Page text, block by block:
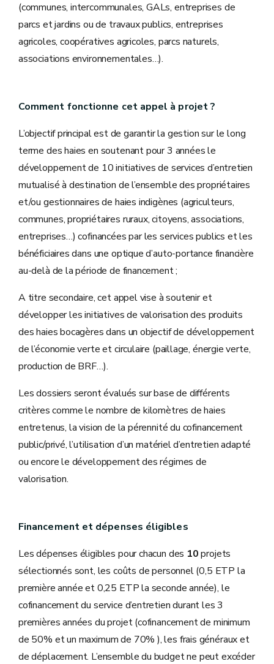
(communes, intercommunales, GALs, entreprises de
parcs et jardins ou de travaux publics, entreprises
agricoles, coopératives agricoles, parcs naturels,
associations environnementales…).
Comment fonctionne cet appel à projet ?
L’objectif principal est de garantir la gestion sur le long
terme des haies en soutenant pour 3 années le
développement de 10 initiatives de services d’entretien
mutualisé à destination de l’ensemble des propriétaires
et/ou gestionnaires de haies indigènes (agriculteurs,
communes, propriétaires ruraux, citoyens, associations,
entreprises…) cofinancées par les services publics et les
bénéficiaires dans une optique d’auto-portance financière
au-delà de la période de financement ;
A titre secondaire, cet appel vise à soutenir et
développer les initiatives de valorisation des produits
des haies bocagères dans un objectif de développement
de l’économie verte et circulaire (paillage, énergie verte,
production de BRF…).
Les dossiers seront évalués sur base de différents
critères comme le nombre de kilomètres de haies
entretenus, la vision de la pérennité du cofinancement
public/privé, l’utilisation d’un matériel d’entretien adapté
ou encore le développement des régimes de
valorisation.
Financement et dépenses éligibles
Les dépenses éligibles pour chacun des 10projets
sélectionnés sont, les coûts de personnel (0,5 ETP la
première année et 0,25 ETP la seconde année), le
cofinancement du service d’entretien durant les 3
premières années du projet (cofinancement de minimum
de 50% et un maximum de 70% ), les frais généraux et
de déplacement. L’ensemble du budget ne peut excéder